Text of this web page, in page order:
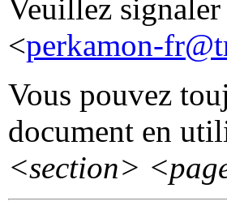
Veuillez
<perkamon-
Vous pouvez
document en
<section>